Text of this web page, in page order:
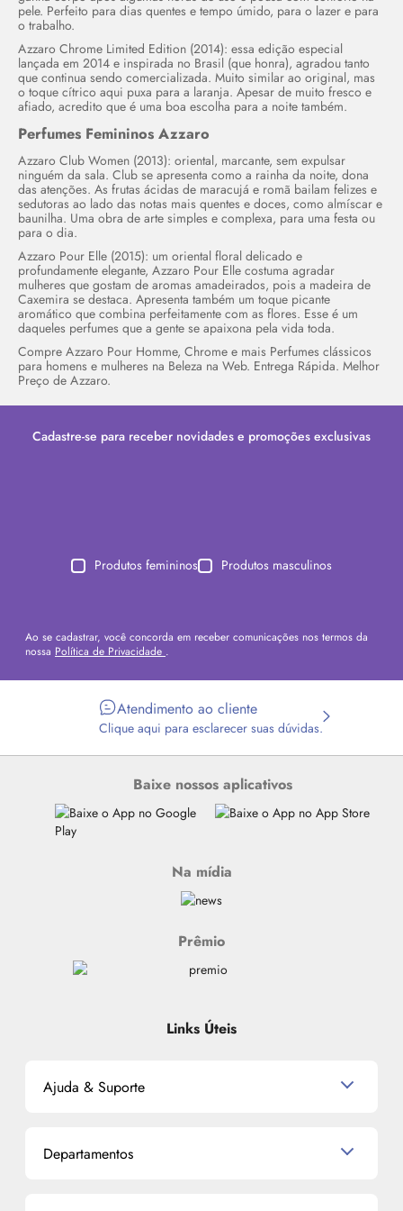
pele. Perfeito para dias quentes e tempo úmido, para o lazer e para
o trabalho.
Azzaro Chrome Limited Edition (2014): essa edição especial
lançada em 2014 e inspirada no Brasil (que honra), agradou tanto
que continua sendo comercializada. Muito similar ao original, mas
o toque cítrico aqui puxa para a laranja. Apesar de muito fresco e
afiado, acredito que é uma boa escolha para a noite também.
Perfumes Femininos Azzaro
Azzaro ClubWomen (2013): oriental, marcante, sem expulsar
ninguém da sala. Club se apresenta como a rainha da noite, dona
das atenções. As frutas ácidas de maracujá e romã bailam felizes e
sedutoras ao lado das notas mais quentes e doces, como almíscar e
baunilha. Uma obra de arte simples e complexa, para uma festa ou
para o dia.
Azzaro Pour Elle (2015): um oriental floral delicado e
profundamente elegante, Azzaro Pour Elle costuma agradar
mulheres que gostam de aromas amadeirados, pois a madeira de
Caxemira se destaca. Apresenta também um toque picante
aromático que combina perfeitamente com as flores. Esse é um
daqueles perfumes que a gente se apaixona pela vida toda.
Compre Azzaro Pour Homme, Chrome e mais Perfumes clássicos
para homens e mulheres na Beleza na Web. Entrega Rápida. Melhor
Preço de Azzaro.
Cadastre-se para receber novidades e promoções exclusivas
Produtos femininos Produtos masculinos
Ao se cadastrar, você concorda em receber comunicações nos termos da
nossa Política de Privacidade .
Atendimento ao cliente
Clique aqui para esclarecer suas dúvidas.
Baixe nossos aplicativos
Na mídia
Prêmio
Links Úteis
Ajuda & Suporte
Política de Devolução
Departamentos